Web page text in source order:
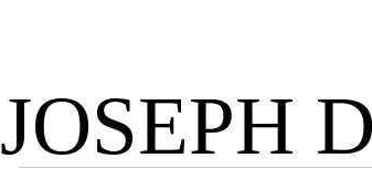
JOSEPH